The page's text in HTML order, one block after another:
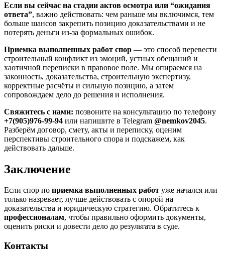
Если вы сейчас на стадии актов осмотра или “ожидания
ответа”, важно действовать: чем раньше мы включимся, тем
больше шансов закрепить позицию доказательствами и не
потерять деньги из‑за формальных ошибок.
Приемка выполненных работ спор — это способ перевести
строительный конфликт из эмоций, устных обещаний и
хаотичной переписки в правовое поле. Мы опираемся на
законность, доказательства, строительную экспертизу,
корректные расчёты и сильную позицию, а затем
сопровождаем дело до решения и исполнения.
Свяжитесь с нами: позвоните на консультацию по телефону
+7(905)976-99-94 или напишите в Telegram @nemkov2045.
Разберём договор, смету, акты и переписку, оценим
перспективы строительного спора и подскажем, как
действовать дальше.
Заключение
Если спор по приемка выполненных работ уже начался или
только назревает, лучше действовать с опорой на
доказательства и юридическую стратегию. Обратитесь к
профессионалам, чтобы правильно оформить документы,
оценить риски и довести дело до результата в суде.
Контакты